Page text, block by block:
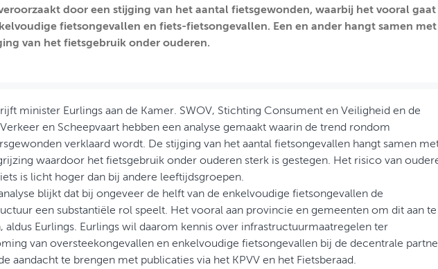
door een stijging van het aantal fietsgewonden, waarbij het vooral gaat
fietsongevallen en fiets-fietsongevallen. Een en ander hangt samen met
van het fietsgebruik onder ouderen.
minister Eurlings aan de Kamer. SWOV, Stichting Consument en Veiligheid en de
en Scheepvaart hebben een analyse gemaakt waarin de trend rondom
verklaard wordt. De stijging van het aantal fietsongevallen hangt samen
waardoor het fietsgebruik onder ouderen sterk is gestegen. Het risico van
is licht hoger dan bij andere leeftijdsgroepen.
blijkt dat bij ongeveer de helft van de enkelvoudige fietsongevallen de
een substantiële rol speelt. Het vooral aan provincie en gemeenten om dit aan te
aldus Eurlings. Eurlings wil daarom kennis over infrastructuurmaatregelen ter
van oversteekongevallen en enkelvoudige fietsongevallen bij de decentrale
aandacht te brengen met publicaties via het KPVV en het Fietsberaad.